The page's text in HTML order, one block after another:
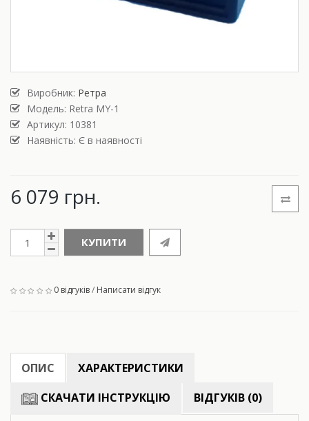
Виробник: Ретра
Модель: Retra MY-1
Артикул: 10381
Наявність: Є в наявності
6 079 грн.
КУПИТИ
0 відгуків/ Написати відгук
ОПИС
ХАРАКТЕРИСТИКИ
СКАЧАТИ ІНСТРУКЦІЮ
ВІДГУКІВ (0)